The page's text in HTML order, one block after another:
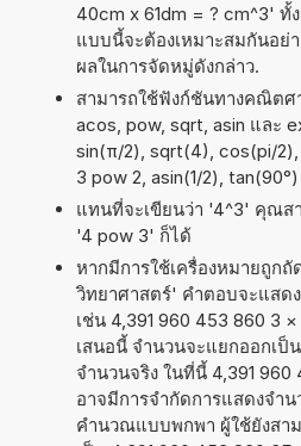
40cm x 61dm = ? cm^3' ทั้
แบบนี้จะต้องเหมาะสมกันอย่
ผลในการจัดหมู่ดังกล่าว.
สามารถใช้ฟังก์ชันทางคณิตศ
acos, pow, sqrt, asin และ
sin(π/2), sqrt(4), cos(pi/2),
3 pow 2, asin(1/2),
แทนที่จะเขียนว่า '4^3' คุณส
'4 pow 3' ก็ได้
หากมีการใช้เครื่องหมายถูก
วิทยาศาสตร์' คำตอบจะแสด
เช่น 4,391 960 453 860 3 ×
เสนอนี้ จำนวนจะแยกออกเป็
จำนวนจริง ในที่นี้ 4,391
อาจมีการจำกัดการแสดงจำน
คำนวณแบบพกพา ผู้ใช้ยังสา